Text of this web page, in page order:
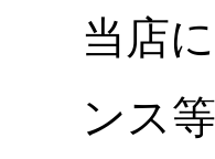
当店
ンス